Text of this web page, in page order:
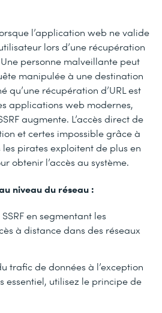
l’application web ne valide
lors d’une récupération
personne malveillante peut
manipulée à une destination
qu’une récupération d’URL est
applications web modernes,
augmente. L’accès direct de
et certes impossible grâce à
pirates exploitent de plus en
obtenir l’accès au système.
niveau du réseau :
en segmentant les
à distance dans des réseaux
trafic de données à l’exception
essentiel, utilisez le principe de